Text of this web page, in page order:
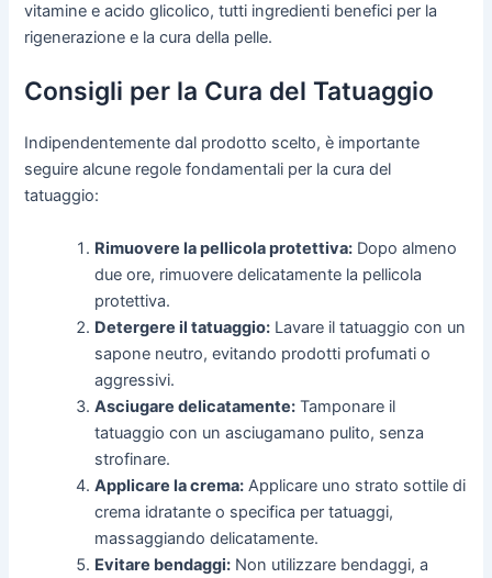
vitamine e acido glicolico, tutti ingredienti benefici per la
rigenerazione e la cura della pelle.
Consigli per la Cura del Tatuaggio
Indipendentemente dal prodotto scelto, è importante
seguire alcune regole fondamentali per la cura del
tatuaggio:
Rimuovere la pellicola protettiva: Dopo almeno
due ore, rimuovere delicatamente la pellicola
protettiva.
Detergere il tatuaggio: Lavare il tatuaggio con un
sapone neutro, evitando prodotti profumati o
aggressivi.
Asciugare delicatamente: Tamponare il
tatuaggio con un asciugamano pulito, senza
strofinare.
Applicare la crema: Applicare uno strato sottile di
crema idratante o specifica per tatuaggi,
massaggiando delicatamente.
Evitare bendaggi: Non utilizzare bendaggi, a